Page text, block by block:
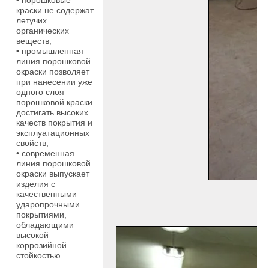
краски не содержат
летучих
органических
веществ;
• промышленная
линия порошковой
окраски позволяет
при нанесении уже
одного слоя
порошковой краски
достигать высоких
качеств покрытия и
эксплуатационных
свойств;
• современная
линия порошковой
окраски выпускает
изделия с
качественными
ударопрочными
покрытиями,
обладающими
высокой
коррозийной
стойкостью.